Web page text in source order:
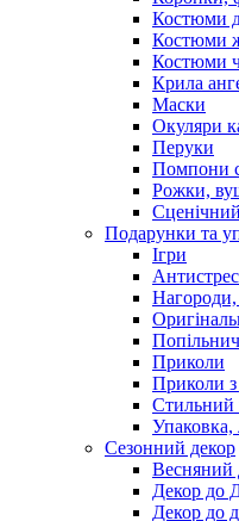
Костюми
Костюми
Костюми
Крила
Маски
Окуляри
Перуки
Помпони
Рожки,
Подарунки та
Ігри
Нагороди,
Приколи
Приколи з
Стильний
Упаковка,
Сезонний декор
Весняний
Декор до
Декор до